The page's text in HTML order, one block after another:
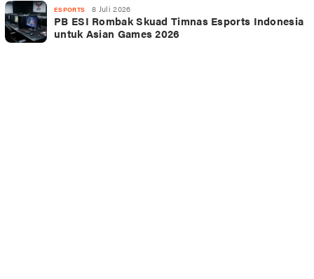
ESPORTS 8 Juli 2026
PB ESI Rombak Skuad Timnas Esports Indonesia
untuk Asian Games 2026